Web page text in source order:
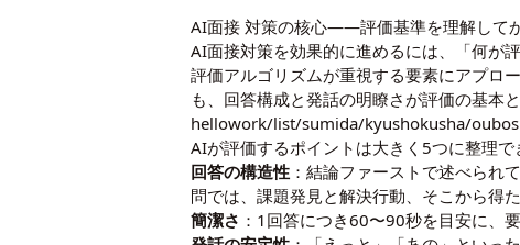
AI面接 対策の核心――評価基準を理解して
AI面接対策を効果的に進めるには、「何が
評価アルゴリズムが重視する要素にアプロ
も、回答構成と発話の明瞭さが評価の基本
hellowork/list/sumida/kyushokusha/
AIが評価するポイントは大きく5つに整理で
回答の構造性 ：結論ファーストで述べられ
問では、課題発見と解決行動、そこから得
簡潔さ ：1回答につき60〜90秒を目安に、